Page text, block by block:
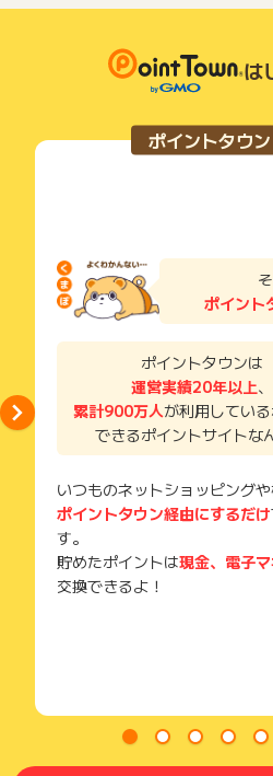
は
ポイントタウ
ポイント
ポイントタウンは
運営実績20年以上、
累計900万人が利用してい
できるポイントサイトな
いつものネットショッピング
ポイントタウン経由にするだけ
す。
貯めたポイントは現金、電子
交換できるよ！